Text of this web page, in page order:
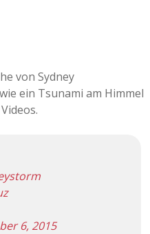
von Sydney
ein Tsunami am Himmel
6, 2015